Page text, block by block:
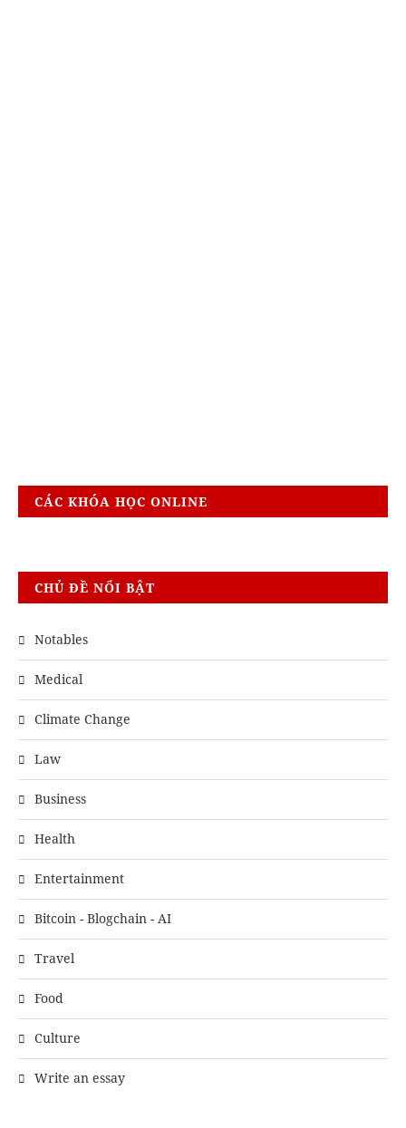
CÁC KHÓA HỌC ONLINE
CHỦ ĐỀ NỔI BẬT
Notables
Medical
Climate Change
Law
Business
Health
Entertainment
Bitcoin - Blogchain - AI
Travel
Food
Culture
Write an essay